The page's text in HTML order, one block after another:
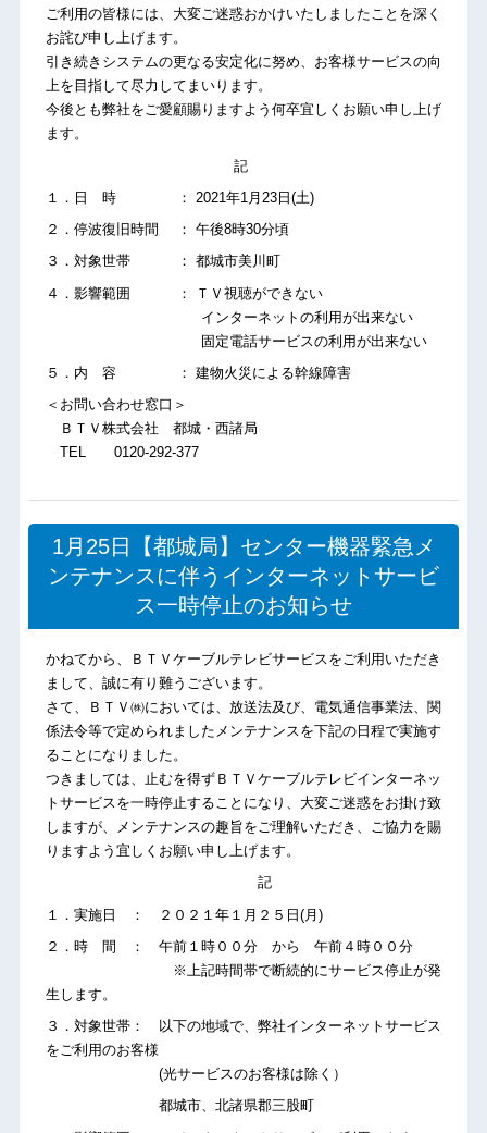
ご利用の皆様には、大変ご迷惑おかけいたしましたことを深く
お詫び申し上げます。
引き続きシステムの更なる安定化に努め、お客様サービスの向
上を目指して尽力してまいります。
今後とも弊社をご愛顧賜りますよう何卒宜しくお願い申し上げ
ます。
記
１．日 時 ： 2021年1月23日(土)
２．停波復旧時間 ： 午後8時30分頃
３．対象世帯 ： 都城市美川町
４．影響範囲 ： ＴＶ視聴ができない
インターネットの利用が出来ない
固定電話サービスの利用が出来ない
５．内 容 ： 建物火災による幹線障害
＜お問い合わせ窓口＞
ＢＴＶ株式会社 都城・西諸局
TEL 0120-292-377
1月25日【都城局】センター機器緊急メ
ンテナンスに伴うインターネットサービ
ス一時停止のお知らせ
かねてから、ＢＴＶケーブルテレビサービスをご利用いただき
まして、誠に有り難うございます。
さて、ＢＴＶ㈱においては、放送法及び、電気通信事業法、関
係法令等で定められましたメンテナンスを下記の日程で実施す
ることになりました。
つきましては、止むを得ずＢＴＶケーブルテレビインターネッ
トサービスを一時停止することになり、大変ご迷惑をお掛け致
しますが、メンテナンスの趣旨をご理解いただき、ご協力を賜
りますよう宜しくお願い申し上げます。
記
１．実施日 ： ２０２１年１月２５日(月)
２．時 間 ： 午前１時００分 から 午前４時００分
※上記時間帯で断続的にサービス停止が発
生します。
３．対象世帯： 以下の地域で、弊社インターネットサービス
をご利用のお客様
(光サービスのお客様は除く）
都城市、北諸県郡三股町